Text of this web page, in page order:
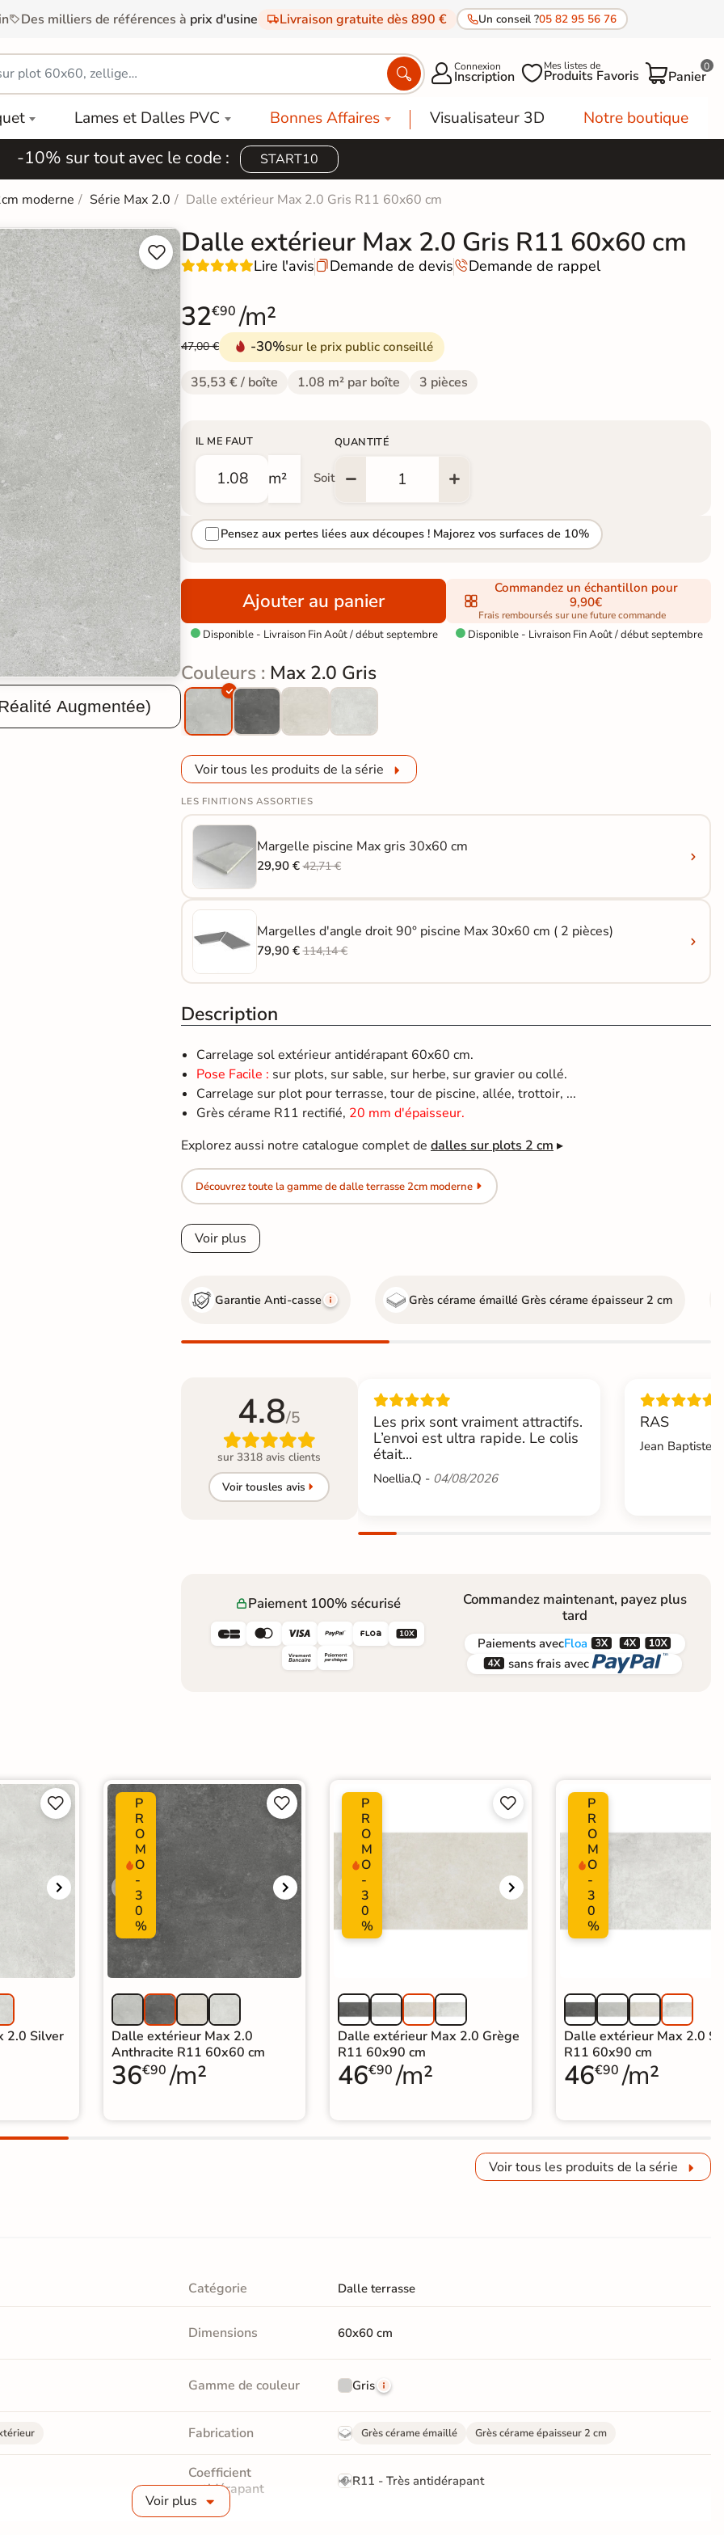
Des milliers de références à prix d'usine Livraison gratuite dès 890 € Un conseil ?05 82 95 56 76
 Connexion
Inscription Mes listes de
Produits Favoris Panier
0
Lames et Dalles PVC Bonnes Affaires Visualisateur 3D Notre boutique
-10% sur tout avec le code : START10
moderne Série Max 2.0 Dalle extérieur Max 2.0 Gris R11 60x60 cm


Augmentée)
Dalle extérieur Max 2.0 Gris R11 60x60 cm
Lire l'avis Demande de devisDemande de rappel
32€90 /m²
47,00 € -30%sur le prix public conseillé
35,53 € / boîte 1.08 m² par boîte 3 pièces
IL ME FAUT
m² Soit
QUANTITÉ
Pensez aux pertes liées aux découpes ! Majorez vos surfaces de 10%
Ajouter au panier
Disponible - Livraison Fin Août / début septembre
Commandez un échantillon pour
9,90€
Frais remboursés sur une future commande
Disponible - Livraison Fin Août / début septembre
Couleurs : Max 2.0 Gris
Voir tous les produits de la série
LES FINITIONS ASSORTIES
Margelle piscine Max gris 30x60 cm
29,90 €42,71 €
Margelles d'angle droit 90° piscine Max 30x60 cm ( 2 pièces)
79,90 €114,14 €
Description
Carrelage sol extérieur antidérapant 60x60 cm.
Pose Facile : sur plots, sur sable, sur herbe, sur gravier ou collé.
Carrelage sur plot pour terrasse, tour de piscine, allée, trottoir, ...
Grès cérame R11 rectifié, 20 mm d'épaisseur.
Explorez aussi notre catalogue complet de dalles sur plots 2 cm ▸
Découvrez toute la gamme de dalle terrasse 2cm moderne
Voir plus
Garantie Anti-casse Grès cérame émaillé Grès cérame épaisseur 2 cm
4.8/5

sur 3318 avis clients
Voir tousles avis
Les prix sont vraiment attractifs.
L’envoi est ultra rapide. Le colis
était...
Noellia.Q - 04/08/2026
RAS
Jean
Paiement 100% sécurisé
     
Commandez maintenant, payez plus
tard
PaiementsavecFloa  
 sans frais avec 


2.0 Silver
P
R
O
M
O
-
3
0
%


Dalle extérieur Max 2.0
Anthracite R11 60x60 cm
36€90 /m²
P
R
O
M
O
-
3
0
%


Dalle extérieur Max 2.0 Grège
R11 60x90 cm
46€90 /m²
P
R
O
M
O
-
3
0
%
Dalle extérieur Max 2.0
R11 60x90 cm
46€90 /m²
Voir tous les produits de la série
Catégorie Dalle terrasse
Dimensions 60x60 cm
Gamme de couleur Gris
Fabrication Grès cérame émaillé Grès cérame épaisseur 2 cm
Coefficient
antidérapant
R11 - Très antidérapant
Voir plus